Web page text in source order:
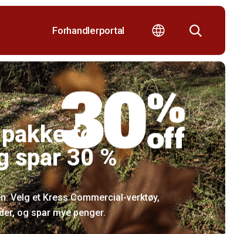
Forhandlerportal
for
spar 30 %
Velg et Kress Commercial-verktøy,
og spar mye penger.